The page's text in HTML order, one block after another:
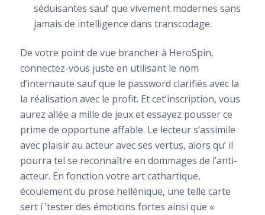
séduisantes sauf que vivement modernes sans
jamais de intelligence dans transcodage.
De votre point de vue brancher à HeroSpin,
connectez-vous juste en utilisant le nom
d’internaute sauf que le password clarifiés avec la
la réalisation avec le profit. Et cet’inscription, vous
aurez allée a mille de jeux et essayez pousser ce
prime de opportune affable. Le lecteur s’assimile
avec plaisir au acteur avec ses vertus, alors qu’ il
pourra tel se reconnaître en dommages de l’anti-
acteur. En fonction votre art cathartique,
écoulement du prose hellénique, une telle carte
sert í ’tester des émotions fortes ainsi que «